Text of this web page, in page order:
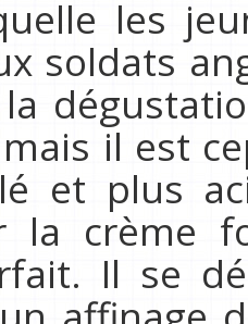
les
soldats
il est
et plus
la crème
Il se